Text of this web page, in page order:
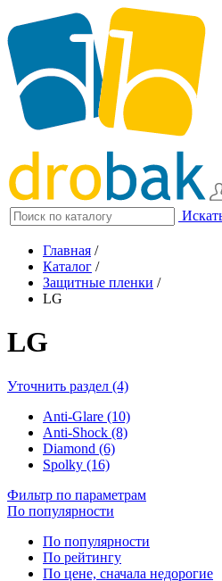
Главная /
Каталог /
Защитные пленки /
LG
LG
Уточнить раздел (4)
Anti-Glare (10)
Anti-Shock (8)
Diamond (6)
Spolky (16)
Фильтр по параметрам
По популярности
По популярности
По рейтингу
По цене, сначала недорогие